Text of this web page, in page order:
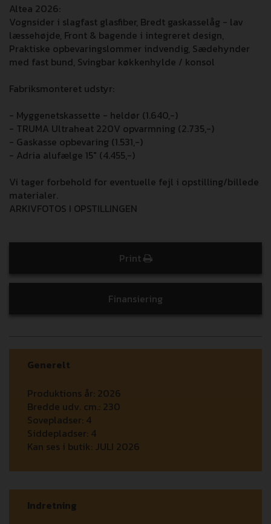
Altea 2026:
Vognsider i slagfast glasfiber, Bredt gaskasselåg - lav
læssehøjde, Front & bagende i integreret design,
Praktiske opbevaringslommer indvendig, Sædehynder
med fast bund, Svingbar køkkenhylde / konsol
Fabriksmonteret udstyr:
- Myggenetskassette - heldør (1.640,-)
- TRUMA Ultraheat 220V opvarmning (2.735,-)
- Gaskasse opbevaring (1.531,-)
- Adria alufælge 15" (4.455,-)
Vi tager forbehold for eventuelle fejl i opstilling/billede
materialer.
ARKIVFOTOS I OPSTILLINGEN
Print
Finansiering
Generelt
Produktions år: 2026
Bredde udv. cm.: 230
Sovepladser: 4
Siddepladser: 4
Kan ses i butik: JULI 2026
Indretning